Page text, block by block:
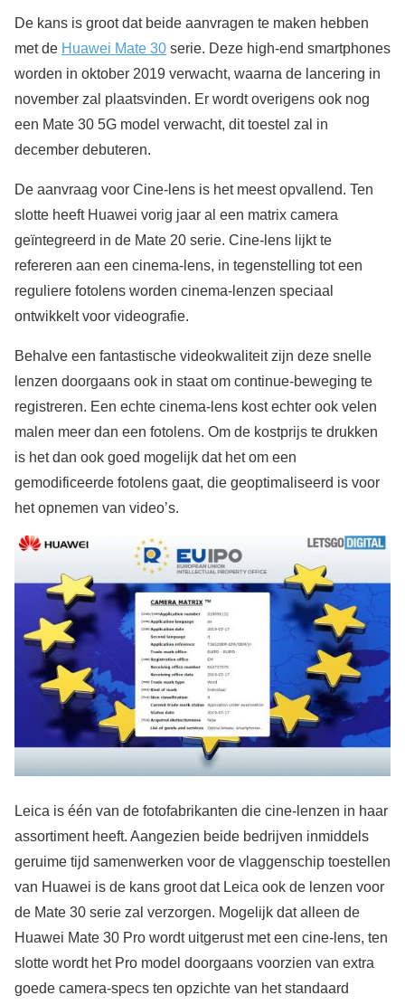
De kans is groot dat beide aanvragen te maken hebben
met de Huawei Mate 30 serie. Deze high-end smartphones
worden in oktober 2019 verwacht, waarna de lancering in
november zal plaatsvinden. Er wordt overigens ook nog
een Mate 30 5G model verwacht, dit toestel zal in
december debuteren.
De aanvraag voor Cine-lens is het meest opvallend. Ten
slotte heeft Huawei vorig jaar al een matrix camera
geïntegreerd in de Mate 20 serie. Cine-lens lijkt te
refereren aan een cinema-lens, in tegenstelling tot een
reguliere fotolens worden cinema-lenzen speciaal
ontwikkelt voor videografie.
Behalve een fantastische videokwaliteit zijn deze snelle
lenzen doorgaans ook in staat om continue-beweging te
registreren. Een echte cinema-lens kost echter ook velen
malen meer dan een fotolens. Om de kostprijs te drukken
is het dan ook goed mogelijk dat het om een
gemodificeerde fotolens gaat, die geoptimaliseerd is voor
het opnemen van video’s.
Leica is één van de fotofabrikanten die cine-lenzen in haar
assortiment heeft. Aangezien beide bedrijven inmiddels
geruime tijd samenwerken voor de vlaggenschip toestellen
van Huawei is de kans groot dat Leica ook de lenzen voor
de Mate 30 serie zal verzorgen. Mogelijk dat alleen de
Huawei Mate 30 Pro wordt uitgerust met een cine-lens, ten
slotte wordt het Pro model doorgaans voorzien van extra
goede camera-specs ten opzichte van het standaard